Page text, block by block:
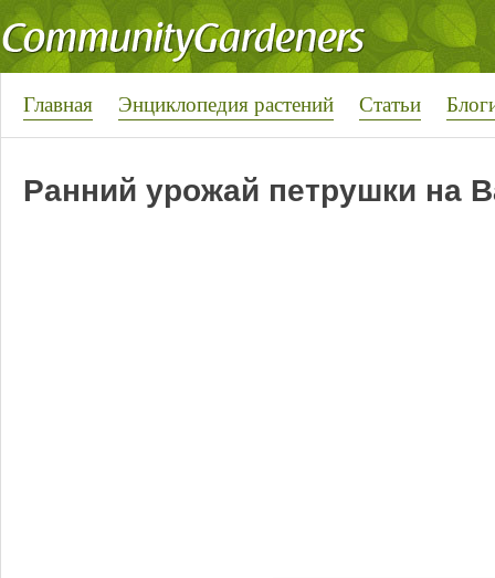
Главная Энциклопедия растений Статьи
Ранний урожай петрушки на